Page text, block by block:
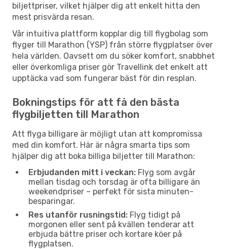
biljettpriser, vilket hjälper dig att enkelt hitta den
mest prisvärda resan.
Vår intuitiva plattform kopplar dig till flygbolag som
flyger till Marathon (YSP) från större flygplatser över
hela världen. Oavsett om du söker komfort, snabbhet
eller överkomliga priser gör Travellink det enkelt att
upptäcka vad som fungerar bäst för din resplan.
Bokningstips för att få den bästa
flygbiljetten till Marathon
Att flyga billigare är möjligt utan att kompromissa
med din komfort. Här är några smarta tips som
hjälper dig att boka billiga biljetter till Marathon:
Erbjudanden mitt i veckan: Flyg som avgår
mellan tisdag och torsdag är ofta billigare än
weekendpriser – perfekt för sista minuten-
besparingar.
Res utanför rusningstid: Flyg tidigt på
morgonen eller sent på kvällen tenderar att
erbjuda bättre priser och kortare köer på
flygplatsen.